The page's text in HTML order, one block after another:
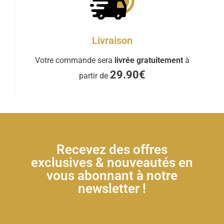
Livraison
Votre commande sera livrée gratuitement à
partir de 29.90€
Recevez des offres
exclusives & nouveautés en
vous abonnant à notre
newsletter !